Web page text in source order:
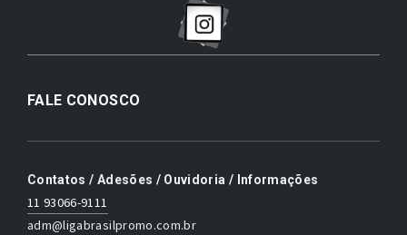
FALE CONOSCO
Contatos / Adesões / Ouvidoria / Informações
11 93066-9111
adm@ligabrasilpromo.com.br